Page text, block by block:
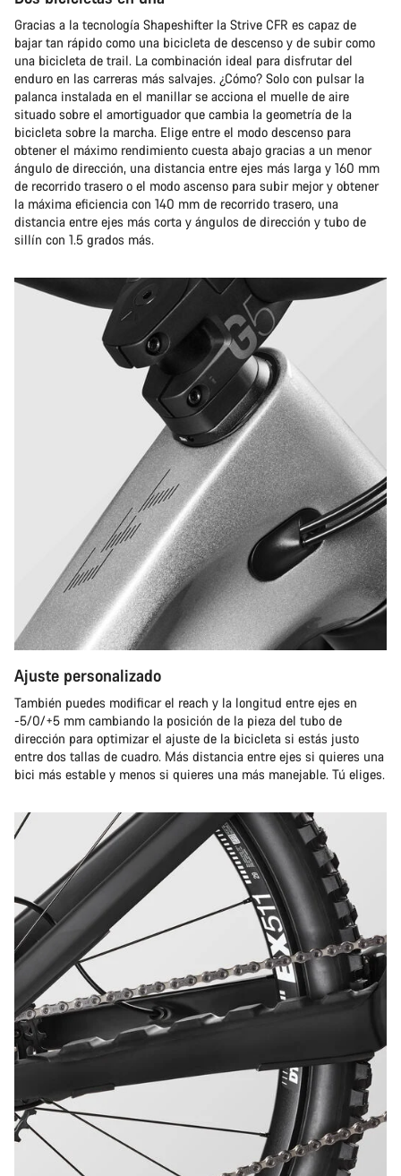
Gracias a la tecnología Shapeshifter la Strive CFR es capaz de
bajar tan rápido como una bicicleta de descenso y de subir como
una bicicleta de trail. La combinación ideal para disfrutar del
enduro en las carreras más salvajes. ¿Cómo? Solo con pulsar la
palanca instalada en el manillar se acciona el muelle de aire
situado sobre el amortiguador que cambia la geometría de la
bicicleta sobre la marcha. Elige entre el modo descenso para
obtener el máximo rendimiento cuesta abajo gracias a un menor
ángulo de dirección, una distancia entre ejes más larga y 160 mm
de recorrido trasero o el modo ascenso para subir mejor y obtener
la máxima eficiencia con 140 mm de recorrido trasero, una
distancia entre ejes más corta y ángulos de dirección y tubo de
sillín con 1.5 grados más.
Ajuste personalizado
También puedes modificar el reach y la longitud entre ejes en
-5/0/+5 mm cambiando la posición de la pieza del tubo de
dirección para optimizar el ajuste de la bicicleta si estás justo
entre dos tallas de cuadro. Más distancia entre ejes si quieres una
bici más estable y menos si quieres una más manejable. Tú eliges.